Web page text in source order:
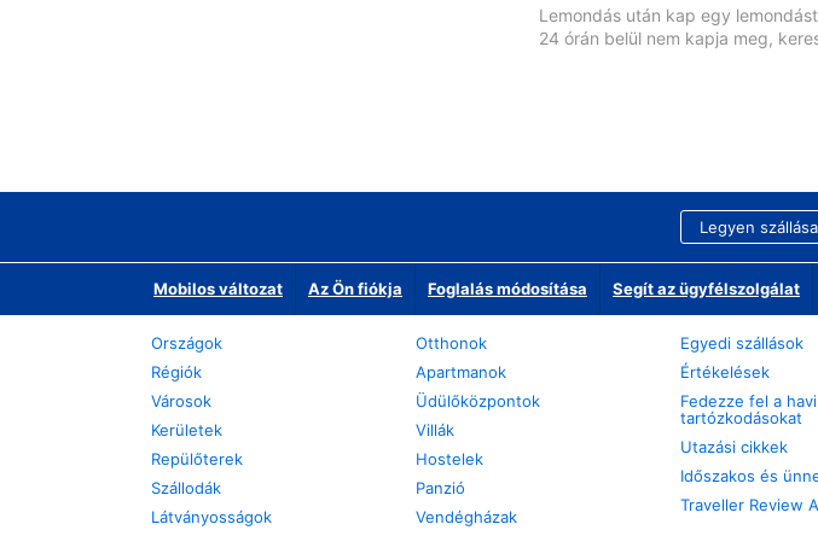
Lemondás után kap egy
24 órán belül nem kapja meg,
Legyen
Mobilos változat Az Ön fiókja Foglalás módosítása Segít az ügyfélszolgálat
Országok
Régiók
Városok
Kerületek
Repülőterek
Szállodák
Látványosságok
Otthonok
Apartmanok
Üdülőközpontok
Villák
Hostelek
Panzió
Vendégházak
Egyedi szállások
Értékelések
Fedezze fel a havi
tartózkodásokat
Utazási cikkek
Időszakos és
Traveller Review